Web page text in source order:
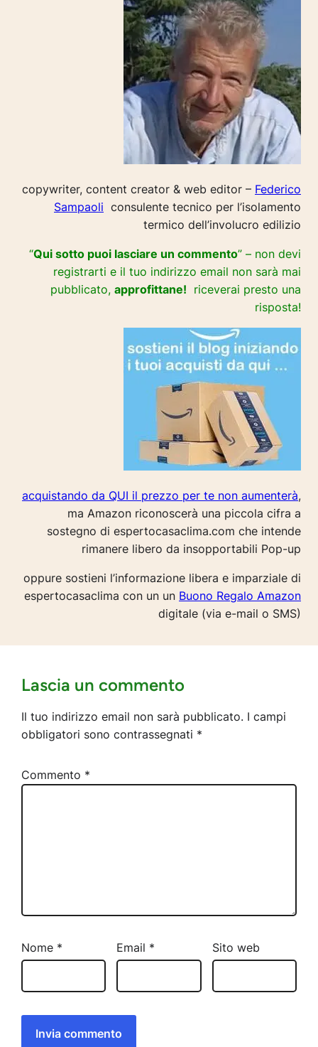
copywriter, content creator & web editor – Federico
Sampaoli consulente tecnico per l’isolamento
termico dell’involucro edilizio
“Qui sotto puoi lasciare un commento” – non devi
registrarti e il tuo indirizzo email non sarà mai
pubblicato, approfittane! riceverai presto una
risposta!
acquistando da QUI il prezzo per te non aumenterà,
ma Amazon riconoscerà una piccola cifra a
sostegno di espertocasaclima.com che intende
rimanere libero da insopportabili Pop-up
oppure sostieni l’informazione libera e imparziale di
espertocasaclima con un un Buono Regalo Amazon
digitale (via e-mail o SMS)
Lascia un commento
Il tuo indirizzo email non sarà pubblicato. I campi
obbligatori sono contrassegnati *
Commento *
Nome * Email * Sito web